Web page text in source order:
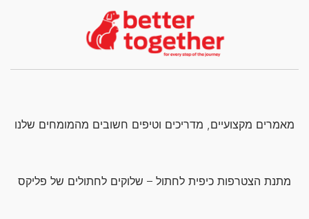
מאמרים מקצועיים, מדריכים וטיפים חשובים מהמומחים שלנו
מתנת הצטרפות כיפית לחתול – שלוקים לחתולים של פליקס